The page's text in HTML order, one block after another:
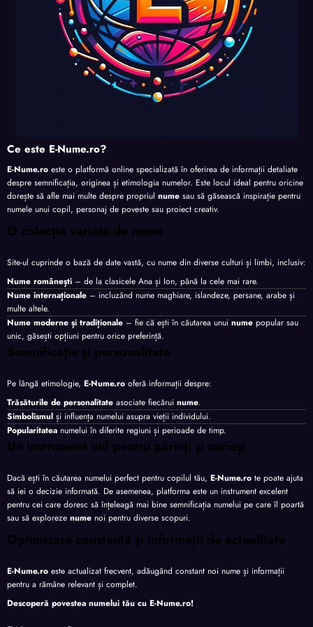
Ce este E-Nume.ro?
E-Nume.ro este o platformă online specializată în oferirea de informații detaliate
despre semnificația, originea și etimologia numelor. Este locul ideal pentru oricine
dorește să afle mai multe despre propriul nume sau să găsească inspirație pentru
numele unui copil, personaj de poveste sau proiect creativ.
O colecție variată de nume
Site-ul cuprinde o bază de date vastă, cu nume din diverse culturi și limbi, inclusiv:
Nume românești – de la clasicele Ana și Ion, până la cele mai rare.
Nume internaționale – incluzând nume maghiare, islandeze, persane, arabe și
multe altele.
Nume moderne și tradiționale – fie că ești în căutarea unui nume popular sau
unic, găsești opțiuni pentru orice preferință.
Semnificație și personalitate
Pe lângă etimologie, E-Nume.ro oferă informații despre:
Trăsăturile de personalitate asociate fiecărui nume.
Simbolismul și influența numelui asupra vieții individului.
Popularitatea numelui în diferite regiuni și perioade de timp.
Un instrument util pentru părinți și curioși
Dacă ești în căutarea numelui perfect pentru copilul tău, E-Nume.ro te poate ajuta
să iei o decizie informată. De asemenea, platforma este un instrument excelent
pentru cei care doresc să înțeleagă mai bine semnificația numelui pe care îl poartă
sau să exploreze nume noi pentru diverse scopuri.
Optimizare constantă și informații de actualitate
E-Nume.ro este actualizat frecvent, adăugând constant noi nume și informații
pentru a rămâne relevant și complet.
Descoperă povestea numelui tău cu E-Nume.ro!